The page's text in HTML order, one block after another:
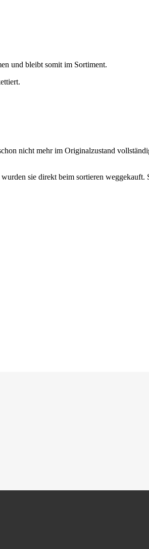
und bleibt somit im Sortiment.
nicht mehr im Originalzustand
sie direkt beim sortieren weggekauft.